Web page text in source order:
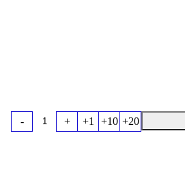
- + +1 +10 +20